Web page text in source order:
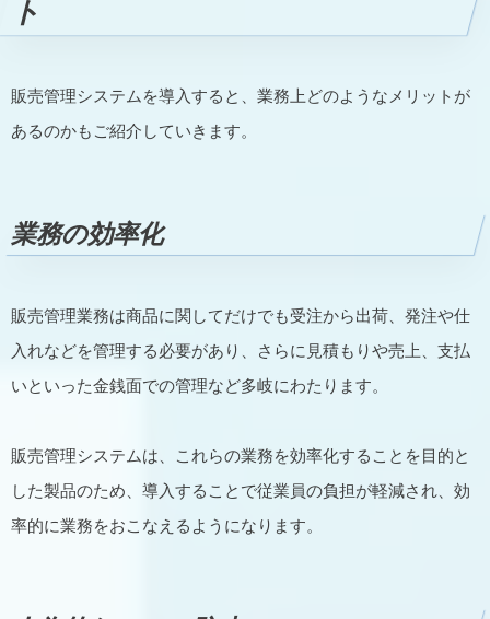
ト
販売管理システムを導入すると、業務上どのようなメリットが
あるのかもご紹介していきます。
業務の効率化
販売管理業務は商品に関してだけでも受注から出荷、発注や仕
入れなどを管理する必要があり、さらに見積もりや売上、支払
いといった金銭面での管理など多岐にわたります。
販売管理システムは、これらの業務を効率化することを目的と
した製品のため、導入することで従業員の負担が軽減され、効
率的に業務をおこなえるようになります。